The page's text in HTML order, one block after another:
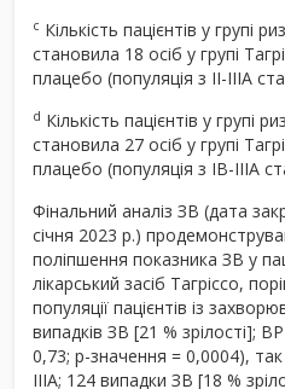
c Кількість пацієнтів у групі
становила 18 осіб у групі
плацебо (популяція з II-IIIA
d Кількість пацієнтів у групі
становила 27 осіб у групі
плацебо (популяція з IB-IIIA
Фінальний аналіз ЗВ (дата
січня 2023 р.)
поліпшення показника ЗВ у
лікарський засіб Тагріссо,
популяції пацієнтів із
випадків ЗВ [21 % зрілості];
0,73; р-значення = 0,0004), так
IIIA; 124 випадки ЗВ [18 %